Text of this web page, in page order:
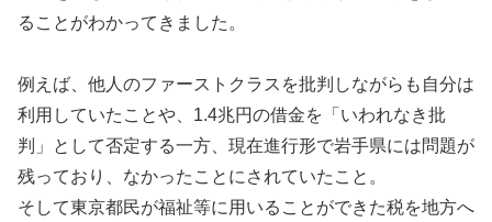
ることがわかってきました。
例えば、他人のファーストクラスを批判しながらも自分は
利用していたことや、1.4兆円の借金を「いわれなき批
判」として否定する一方、現在進行形で岩手県には問題が
残っており、なかったことにされていたこと。
そして東京都民が福祉等に用いることができた税を地方へ